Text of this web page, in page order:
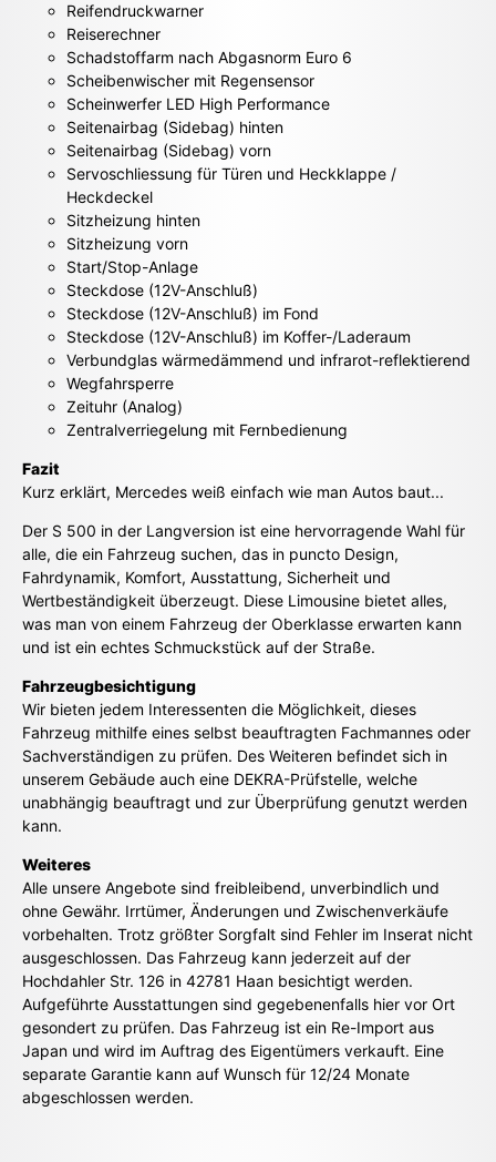
Reifendruckwarner
Reiserechner
Schadstoffarm nach Abgasnorm Euro 6
Scheibenwischer mit Regensensor
Scheinwerfer LED High Performance
Seitenairbag (Sidebag) hinten
Seitenairbag (Sidebag) vorn
Servoschliessung für Türen und Heckklappe /
Heckdeckel
Sitzheizung hinten
Sitzheizung vorn
Start/Stop-Anlage
Steckdose (12V-Anschluß)
Steckdose (12V-Anschluß) im Fond
Steckdose (12V-Anschluß) im Koffer-/Laderaum
Verbundglas wärmedämmend und infrarot-reflektierend
Wegfahrsperre
Zeituhr (Analog)
Zentralverriegelung mit Fernbedienung
Fazit
Kurz erklärt, Mercedes weiß einfach wie man Autos baut...
Der S 500 in der Langversion ist eine hervorragende Wahl für
alle, die ein Fahrzeug suchen, das in puncto Design,
Fahrdynamik, Komfort, Ausstattung, Sicherheit und
Wertbeständigkeit überzeugt. Diese Limousine bietet alles,
was man von einem Fahrzeug der Oberklasse erwarten kann
und ist ein echtes Schmuckstück auf der Straße.
Fahrzeugbesichtigung
Wir bieten jedem Interessenten die Möglichkeit, dieses
Fahrzeug mithilfe eines selbst beauftragten Fachmannes oder
Sachverständigen zu prüfen. Des Weiteren befindet sich in
unserem Gebäude auch eine DEKRA-Prüfstelle, welche
unabhängig beauftragt und zur Überprüfung genutzt werden
kann.
Weiteres
Alle unsere Angebote sind freibleibend, unverbindlich und
ohne Gewähr. Irrtümer, Änderungen und Zwischenverkäufe
vorbehalten. Trotz größter Sorgfalt sind Fehler im Inserat nicht
ausgeschlossen. Das Fahrzeug kann jederzeit auf der
Hochdahler Str. 126 in 42781 Haan besichtigt werden.
Aufgeführte Ausstattungen sind gegebenenfalls hier vor Ort
gesondert zu prüfen. Das Fahrzeug ist ein Re-Import aus
Japan und wird im Auftrag des Eigentümers verkauft. Eine
separate Garantie kann auf Wunsch für 12/24 Monate
abgeschlossen werden.